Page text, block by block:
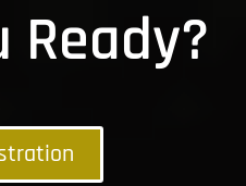
Ready?